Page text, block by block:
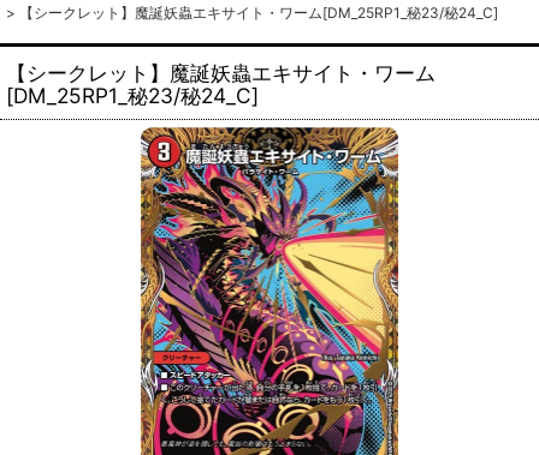
>
【シークレット】魔誕妖蟲エキサイト・ワーム[DM_25RP1_秘23/秘24_C]
【シークレット】魔誕妖蟲エキサイト・ワーム
[DM_25RP1_秘23/秘24_C]